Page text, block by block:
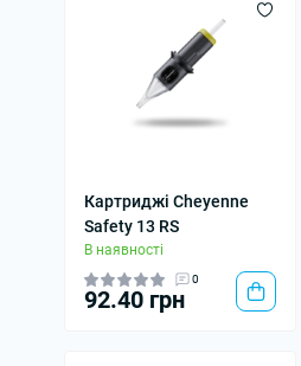
Картриджі Cheyenne
Safety 13 RS
В наявності
0
92.40 грн